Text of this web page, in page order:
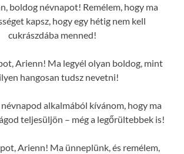
boldog névnapot! Remélem, hogy ma
kapsz, hogy egy hétig nem kell
cukrászdába menned!
Arienn! Ma legyél olyan boldog, mint
hangosan tudsz nevetni!
alkalmából kívánom, hogy ma
teljesüljön – még a legőrültebbek is!
Arienn! Ma ünneplünk, és remélem,